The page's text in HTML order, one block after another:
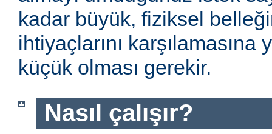
kadar büyük, fiziksel
ihtiyaçlarını
küçük olması gerekir.
Nasıl çalışır?